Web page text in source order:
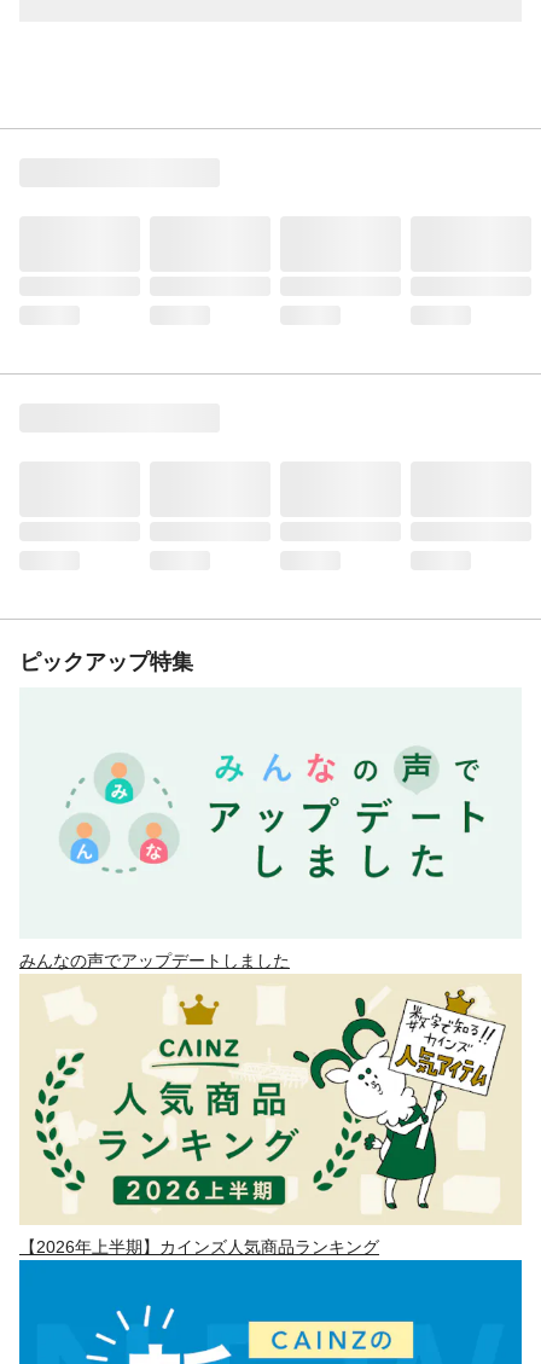
ピックアップ特集
みんなの声でアップデートしました
【2026年上半期】カインズ人気商品ランキング